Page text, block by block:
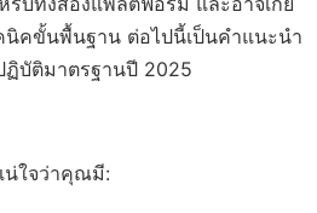
นิคขั้นพื้นฐาน ต่อไปนี้เป็นคำแนะนำ
ฏิบัติมาตรฐานปี 2025
น่ใจว่าคุณมี: